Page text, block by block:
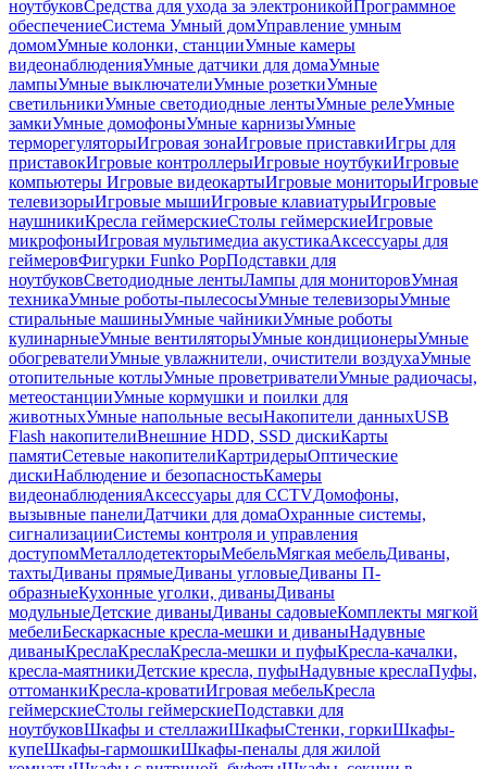
ноутбуковСредства для ухода за электроникойПрограммное
обеспечениеСистема Умный домУправление умным
домомУмные колонки, станцииУмные камеры
видеонаблюденияУмные датчики для домаУмные
лампыУмные выключателиУмные розеткиУмные
светильникиУмные светодиодные лентыУмные релеУмные
замкиУмные домофоныУмные карнизыУмные
терморегуляторыИгровая зонаИгровые приставкиИгры для
приставокИгровые контроллерыИгровые ноутбукиИгровые
компьютеры Игровые видеокартыИгровые мониторыИгровые
телевизорыИгровые мышиИгровые клавиатурыИгровые
наушникиКресла геймерскиеСтолы геймерскиеИгровые
микрофоныИгровая мультимедиа акустикаАксессуары для
геймеровФигурки Funko PopПодставки для
ноутбуковСветодиодные лентыЛампы для мониторовУмная
техникаУмные роботы-пылесосыУмные телевизорыУмные
стиральные машиныУмные чайникиУмные роботы
кулинарныеУмные вентиляторыУмные кондиционерыУмные
обогревателиУмные увлажнители, очистители воздухаУмные
отопительные котлыУмные проветривателиУмные радиочасы,
метеостанцииУмные кормушки и поилки для
животныхУмные напольные весыНакопители данныхUSB
Flash накопителиВнешние HDD, SSD дискиКарты
памятиСетевые накопителиКартридерыОптические
дискиНаблюдение и безопасностьКамеры
видеонаблюденияАксессуары для CCTVДомофоны,
вызывные панелиДатчики для домаОхранные системы,
сигнализацииСистемы контроля и управления
доступомМеталлодетекторыМебельМягкая мебельДиваны,
тахтыДиваны прямыеДиваны угловыеДиваны П-
образныеКухонные уголки, диваныДиваны
модульныеДетские диваныДиваны садовыеКомплекты мягкой
мебелиБескаркасные кресла-мешки и диваныНадувные
диваныКреслаКреслаКресла-мешки и пуфыКресла-качалки,
кресла-маятникиДетские кресла, пуфыНадувные креслаПуфы,
оттоманкиКресла-кроватиИгровая мебельКресла
геймерскиеСтолы геймерскиеПодставки для
ноутбуковШкафы и стеллажиШкафыСтенки, горкиШкафы-
купеШкафы-гармошкиШкафы-пеналы для жилой